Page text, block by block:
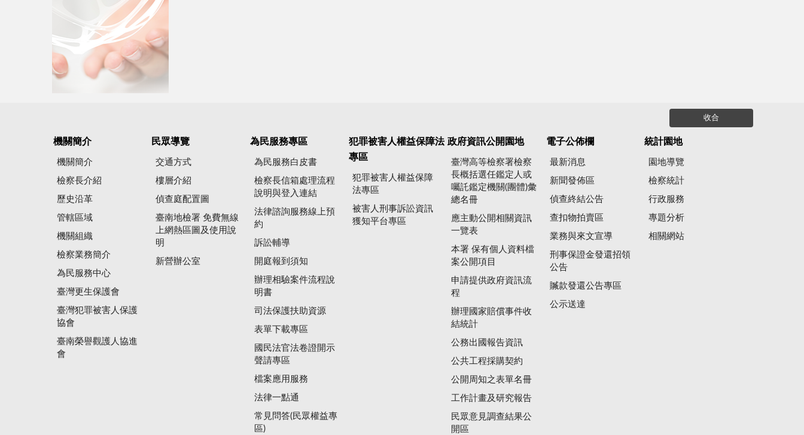
收合
機關簡介
機關簡介
檢察長介紹
歷史沿革
管轄區域
機關組織
檢察業務簡介
為民服務中心
臺灣更生保護會
臺灣犯罪被害人保護
協會
臺南榮譽觀護人協進
會
民眾導覽
交通方式
樓層介紹
偵查庭配置圖
臺南地檢署 免費無線
上網熱區圖及使用說
明
新營辦公室
為民服務專區
為民服務白皮書
檢察長信箱處理流程
說明與登入連結
法律諮詢服務線上預
約
訴訟輔導
開庭報到須知
辦理相驗案件流程說
明書
司法保護扶助資源
表單下載專區
國民法官法卷證開示
聲請專區
檔案應用服務
法律一點通
常見問答(民眾權益專
區)
犯罪被害人權益保障法
專區
犯罪被害人權益保障
法專區
被害人刑事訴訟資訊
獲知平台專區
政府資訊公開園地
臺灣高等檢察署檢察
長概括選任鑑定人或
囑託鑑定機關(團體)彙
總名冊
應主動公開相關資訊
一覽表
本署 保有個人資料檔
案公開項目
申請提供政府資訊流
程
辦理國家賠償事件收
結統計
公務出國報告資訊
公共工程採購契約
公開周知之表單名冊
工作計畫及研究報告
民眾意見調查結果公
開區
電子公佈欄
最新消息
新聞發佈區
偵查終結公告
查扣物拍賣區
業務與來文宣導
刑事保證金發還招領
公告
贓款發還公告專區
公示送達
統計園地
園地導覽
檢察統計
行政服務
專題分析
相關網站